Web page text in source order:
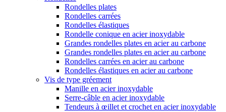
Rondelles plates
Rondelles carrées
Rondelles élastiques
Rondelle conique en acier inoxydable
Grandes rondelles plates en acier au carbone
Grandes rondelles plates en acier au carbone
Rondelles carrées en acier au carbone
Rondelles élastiques en acier au carbone
Vis de type gréement
Manille en acier inoxydable
Serre-câble en acier inoxydable
Tendeurs à œillet et crochet en acier inoxydable